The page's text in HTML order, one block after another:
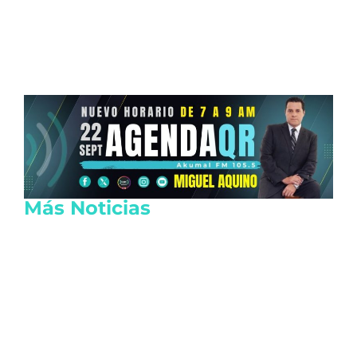
Más Noticias